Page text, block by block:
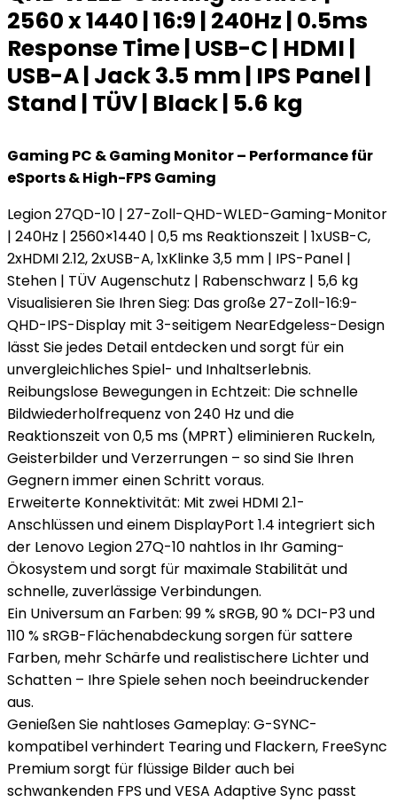
2560 x 1440 | 16:9 | 240Hz | 0.5ms
Response Time | USB-C | HDMI |
USB-A | Jack 3.5 mm | IPS Panel |
Stand | TÜV | Black | 5.6 kg
Gaming PC & Gaming Monitor – Performance für
eSports & High-FPS Gaming
Legion 27QD-10 | 27-Zoll-QHD-WLED-Gaming-Monitor
| 240Hz | 2560×1440 | 0,5 ms Reaktionszeit | 1xUSB-C,
2xHDMI 2.12, 2xUSB-A, 1xKlinke 3,5 mm | IPS-Panel |
Stehen | TÜV Augenschutz | Rabenschwarz | 5,6 kg
Visualisieren Sie Ihren Sieg: Das große 27-Zoll-16:9-
QHD-IPS-Display mit 3-seitigem NearEdgeless-Design
lässt Sie jedes Detail entdecken und sorgt für ein
unvergleichliches Spiel- und Inhaltserlebnis.
Reibungslose Bewegungen in Echtzeit: Die schnelle
Bildwiederholfrequenz von 240 Hz und die
Reaktionszeit von 0,5 ms (MPRT) eliminieren Ruckeln,
Geisterbilder und Verzerrungen – so sind Sie Ihren
Gegnern immer einen Schritt voraus.
Erweiterte Konnektivität: Mit zwei HDMI 2.1-
Anschlüssen und einem DisplayPort 1.4 integriert sich
der Lenovo Legion 27Q-10 nahtlos in Ihr Gaming-
Ökosystem und sorgt für maximale Stabilität und
schnelle, zuverlässige Verbindungen.
Ein Universum an Farben: 99 % sRGB, 90 % DCI-P3 und
110 % sRGB-Flächenabdeckung sorgen für sattere
Farben, mehr Schärfe und realistischere Lichter und
Schatten – Ihre Spiele sehen noch beeindruckender
aus.
Genießen Sie nahtloses Gameplay: G-SYNC-
kompatibel verhindert Tearing und Flackern, FreeSync
Premium sorgt für flüssige Bilder auch bei
schwankenden FPS und VESA Adaptive Sync passt